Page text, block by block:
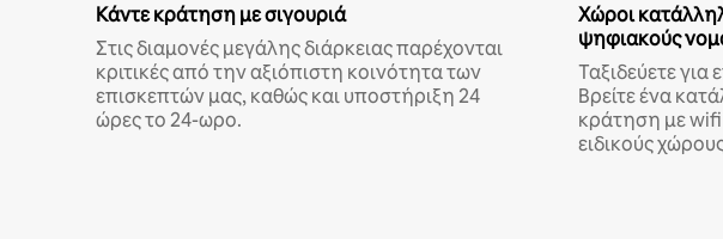
Κάντε κράτηση με σιγουριά
Στις διαμονές μεγάλης διάρκειας παρέχονται
κριτικές από την αξιόπιστη κοινότητα των
επισκεπτών μας, καθώς και υποστήριξη 24
ώρες το 24-ωρο.
Χώροι
ψηφιακούς
Ταξιδεύετε
Βρείτε ένα
κράτηση με
ειδικούς